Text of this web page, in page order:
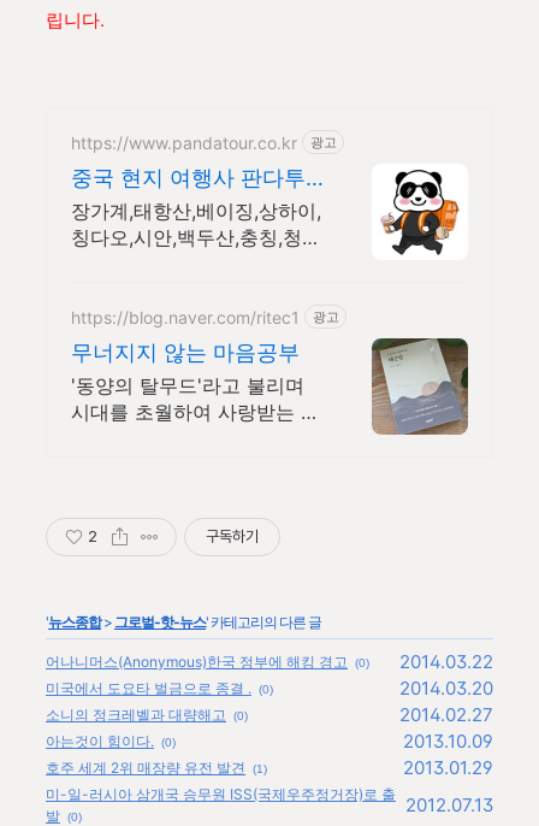
립니다.
https://www.pandatour.co.kr 광고
중국 현지 여행사 판다투
어 노쇼핑,노옵션,노팁
장가계,태항산,베이징,상하이,
칭다오,시안,백두산,충칭,청
반칙!!!
https://blog.naver.com/ritec1 광고
무너지지 않는 마음공부
'동양의 탈무드'라고 불리며
시대를 초월하여 사랑받는 잠
2 구독하기
'뉴스종합>그로벌-핫-뉴스' 카테고리의 다른 글
어나니머스(Anonymous)한국 정부에 해킹 경고 (0) 2014.03.22
미국에서 도요타 벌금으로 종결 . (0) 2014.03.20
소니의 정크레벨과 대량해고 (0) 2014.02.27
아는것이 힘이다. (0) 2013.10.09
호주 세계 2위 매장량 유전 발견 (1) 2013.01.29
미-일-러시아 삼개국 승무원 ISS(국제우주정거장)로 출
발 (0)
2012.07.13